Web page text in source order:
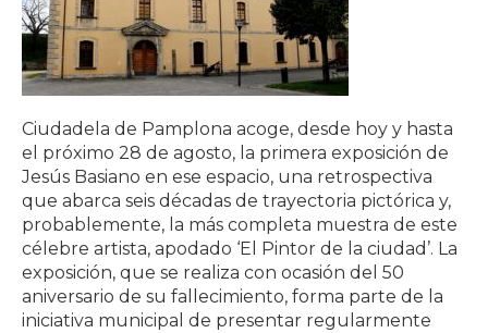
Ciudadela de Pamplona acoge, desde hoy y hasta
el próximo 28 de agosto, la primera exposición de
Jesús Basiano en ese espacio, una retrospectiva
que abarca seis décadas de trayectoria pictórica y,
probablemente, la más completa muestra de este
célebre artista, apodado ‘El Pintor de la ciudad’. La
exposición, que se realiza con ocasión del 50
aniversario de su fallecimiento, forma parte de la
iniciativa municipal de presentar regularmente